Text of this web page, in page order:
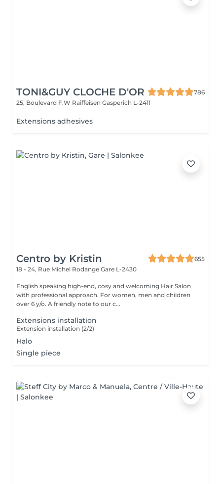
TONI&GUY CLOCHE D'OR
786
25, Boulevard F.W Raiffeisen Gasperich L-2411
Extensions adhesives
Centro by Kristin
655
18 - 24, Rue Michel Rodange Gare L-2430
English speaking high-end, cosy and welcoming Hair Salon
with professional approach. For women, men and children
over 6 y/o. A friendly note to our c...
Extensions installation
Extension installation (2/2)
Halo
Single piece